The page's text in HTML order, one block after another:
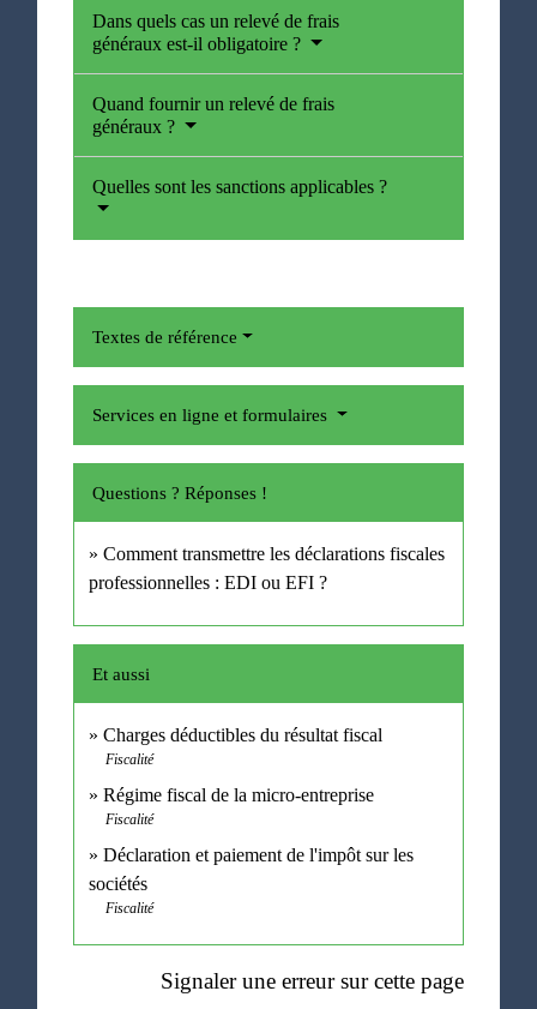
Dans quels cas un relevé de frais
généraux est-il obligatoire ?
Quand fournir un relevé de frais
généraux ?
Quelles sont les sanctions applicables ?
Textes de référence
Services en ligne et formulaires
Questions ? Réponses !
Comment transmettre les déclarations fiscales
professionnelles : EDI ou EFI ?
Et aussi
Charges déductibles du résultat fiscal
Fiscalité
Régime fiscal de la micro-entreprise
Fiscalité
Déclaration et paiement de l'impôt sur les
sociétés
Fiscalité
Signaler une erreur sur cette page